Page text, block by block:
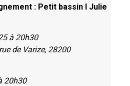
: Petit bassin I Julie
à 20h30
de Varize, 28200
20h30